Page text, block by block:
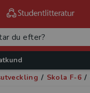
/ Skola F-6 /